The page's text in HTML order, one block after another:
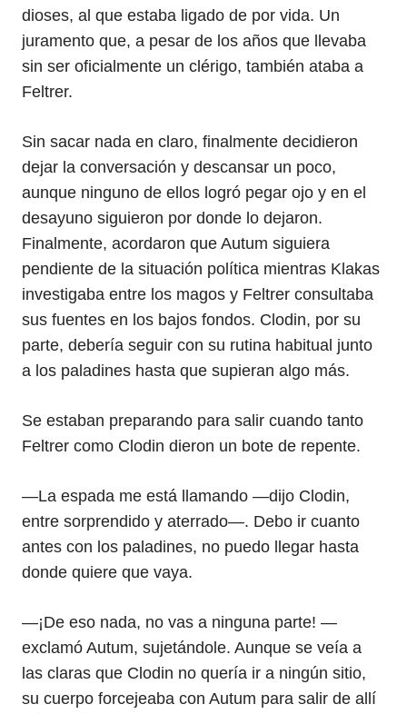
dioses, al que estaba ligado de por vida. Un
juramento que, a pesar de los años que llevaba
sin ser oficialmente un clérigo, también ataba a
Feltrer.
Sin sacar nada en claro, finalmente decidieron
dejar la conversación y descansar un poco,
aunque ninguno de ellos logró pegar ojo y en el
desayuno siguieron por donde lo dejaron.
Finalmente, acordaron que Autum siguiera
pendiente de la situación política mientras Klakas
investigaba entre los magos y Feltrer consultaba
sus fuentes en los bajos fondos. Clodin, por su
parte, debería seguir con su rutina habitual junto
a los paladines hasta que supieran algo más.
Se estaban preparando para salir cuando tanto
Feltrer como Clodin dieron un bote de repente.
—La espada me está llamando —dijo Clodin,
entre sorprendido y aterrado—. Debo ir cuanto
antes con los paladines, no puedo llegar hasta
donde quiere que vaya.
—¡De eso nada, no vas a ninguna parte! —
exclamó Autum, sujetándole. Aunque se veía a
las claras que Clodin no quería ir a ningún sitio,
su cuerpo forcejeaba con Autum para salir de allí